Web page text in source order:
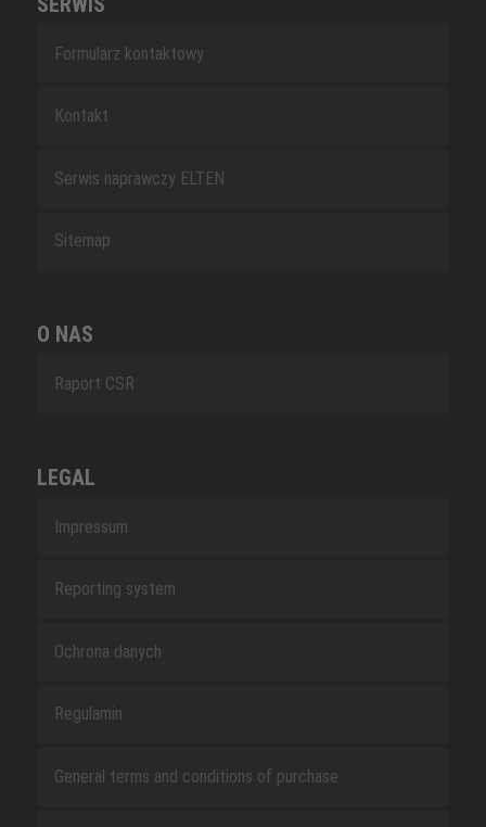
Formularz kontaktowy
Kontakt
Serwis naprawczy ELTEN
Sitemap
O NAS
Raport CSR
LEGAL
Impressum
Reporting system
Ochrona danych
Regulamin
General terms and conditions of purchase